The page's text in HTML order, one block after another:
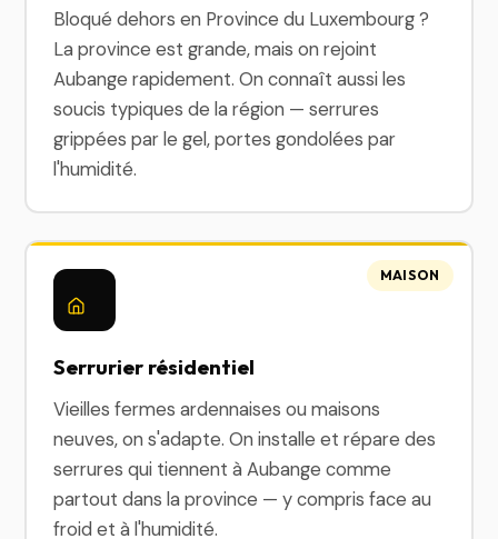
Bloqué dehors en Province du Luxembourg ?
La province est grande, mais on rejoint
Aubange rapidement. On connaît aussi les
soucis typiques de la région — serrures
grippées par le gel, portes gondolées par
l'humidité.
Serrurier résidentiel
Vieilles fermes ardennaises ou maisons
neuves, on s'adapte. On installe et répare des
serrures qui tiennent à Aubange comme
partout dans la province — y compris face au
froid et à l'humidité.
MAISON